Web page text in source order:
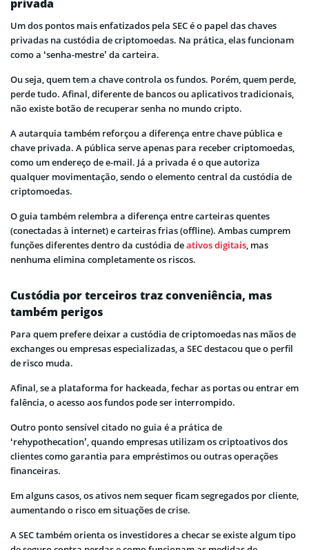
privada
Um dos pontos mais enfatizados pela SEC é o papel das chaves
privadas na custódia de criptomoedas. Na prática, elas funcionam
como a ‘senha-mestre’ da carteira.
Ou seja, quem tem a chave controla os fundos. Porém, quem perde,
perde tudo. Afinal, diferente de bancos ou aplicativos tradicionais,
não existe botão de recuperar senha no mundo cripto.
A autarquia também reforçou a diferença entre chave pública e
chave privada. A pública serve apenas para receber criptomoedas,
como um endereço de e-mail. Já a privada é o que autoriza
qualquer movimentação, sendo o elemento central da custódia de
criptomoedas.
O guia também relembra a diferença entre carteiras quentes
(conectadas à internet) e carteiras frias (offline). Ambas cumprem
funções diferentes dentro da custódia deativos digitais, mas
nenhuma elimina completamente os riscos.
Custódia por terceiros traz conveniência, mas
também perigos
Para quem prefere deixar a custódia de criptomoedas nas mãos de
exchanges ou empresas especializadas, a SEC destacou que o perfil
de risco muda.
Afinal, se a plataforma for hackeada, fechar as portas ou entrar em
falência, o acesso aos fundos pode ser interrompido.
Outro ponto sensível citado no guia é a prática de
‘rehypothecation’, quando empresas utilizam os criptoativos dos
clientes como garantia para empréstimos ou outras operações
financeiras.
Em alguns casos, os ativos nem sequer ficam segregados por cliente,
aumentando o risco em situações de crise.
A SEC também orienta os investidores a checar se existe algum tipo